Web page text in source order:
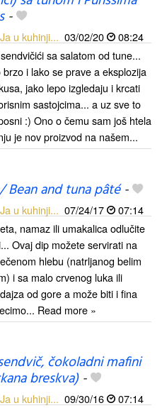
-
u kuhinji... 03/02/20
08:24
sa salatom od tune...
brzo i lako se prave a eksplozija
jako lepo izgledaju i krcati
sastojcima... a uz sve to
:) Ono o čemu sam još htela
je nov proizvod na našem...
Bean and tuna pâté-
u kuhinji... 07/24/17
07:14
namaz ili umakalica odlučite
Ovaj dip možete servirati na
hlebu (natrljanog belim
i sa malo crvenog luka ili
od gore a može biti i fina
Read more »
čokoladni mafini
breskva)-
u kuhinji... 09/30/16
07:14